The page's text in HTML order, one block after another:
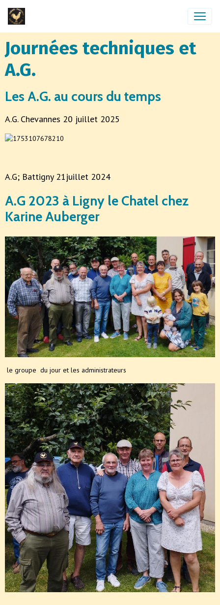
Journées techniques et
A.G.
Les A.G. au cours du temps
A.G. Chevannes 20 juillet 2025
A.G; Battigny 21juillet 2024
A.G 2023 à Ligny le Chatel chez
Karine Auberger
le groupe du jour et les administrateurs